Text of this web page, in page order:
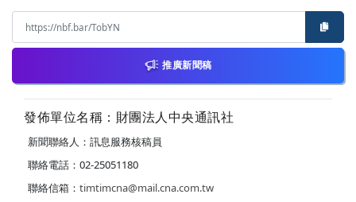
推廣新聞稿
發佈單位名稱：財團法人中央通訊社
新聞聯絡人：訊息服務核稿員
聯絡電話：02-25051180
聯絡信箱： timtimcna@mail.cna.com.tw